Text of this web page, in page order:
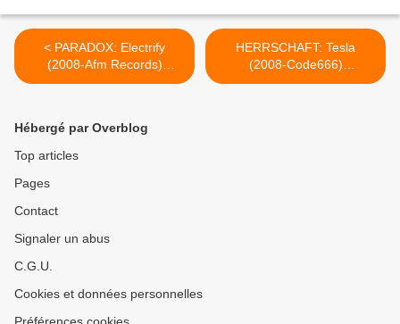
< PARADOX: Electrify
(2008-Afm Records)
[Power/Thrash-Metal]
HERRSCHAFT: Tesla
(2008-Code666)
[Cyber/Industrial-Metal] >
Hébergé par Overblog
Top articles
Pages
Contact
Signaler un abus
C.G.U.
Cookies et données personnelles